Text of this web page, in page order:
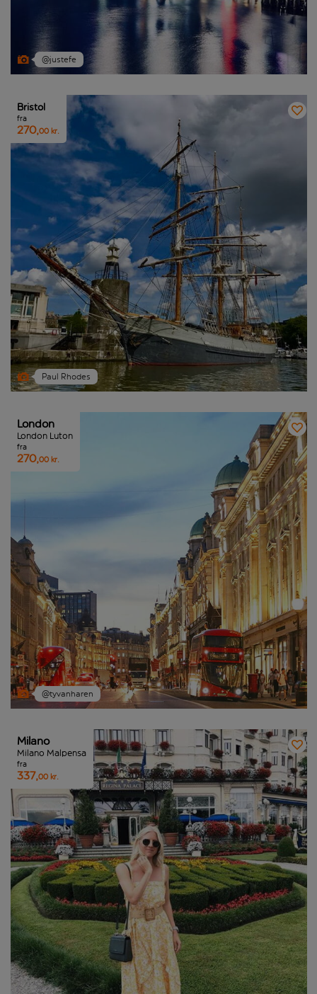
@justefe
Bristol
fra
270,00 kr.
Paul Rhodes
London
London Luton
fra
270,00 kr.
@tyvanharen
Milano
Milano Malpensa
fra
337,00 kr.